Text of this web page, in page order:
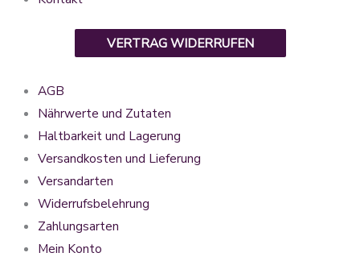
VERTRAG WIDERRUFEN
AGB
Nährwerte und Zutaten
Haltbarkeit und Lagerung
Versandkosten und Lieferung
Versandarten
Widerrufsbelehrung
Zahlungsarten
Mein Konto